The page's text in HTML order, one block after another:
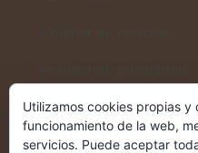
Utilizamos cookies propias
funcionamiento de la web,
servicios. Puede aceptar